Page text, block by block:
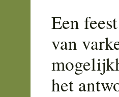
Een
van
het